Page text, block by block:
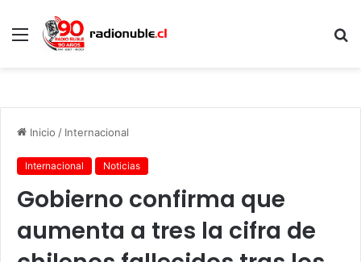
Menú
Inicio / Internacional
Internacional Noticias
Gobierno confirma que
aumenta a tres la cifra de